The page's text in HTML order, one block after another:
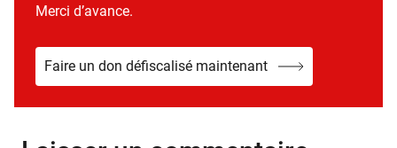
Merci d’avance.
Faire un don défiscalisé maintenant